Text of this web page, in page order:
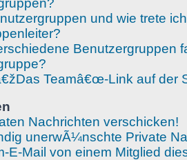
und wie trete
Benutzergruppen
Teamâ€œ-Link auf der
Nachrichten verschicken!
unerwÃ¼nschte Private
E-Mail von einem Mitglied